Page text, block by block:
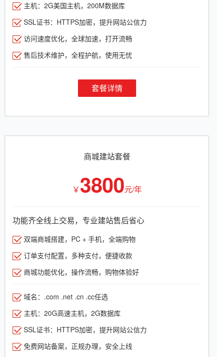
主机：2G美国主机，200M数据库
SSL证书：HTTPS加密，提升网站公信力
访问速度优化，全球加速，打开流畅
售后技术维护，全程护航，使用无忧
套餐详情
商城建站套餐
￥3800元/年
功能齐全线上交易，专业建站售后省心
双端商城搭建，PC + 手机，全端购物
订单支付配置，多种支付，便捷收款
商城功能优化，操作流畅，购物体验好
域名：.com .net .cn .cc任选
主机：20G高速主机，2G数据库
SSL证书：HTTPS加密，提升网站公信力
免费网站备案，正规办理，安全上线